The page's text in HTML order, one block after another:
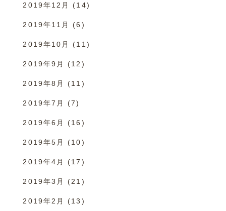
2019年12月 (14)
2019年11月 (6)
2019年10月 (11)
2019年9月 (12)
2019年8月 (11)
2019年7月 (7)
2019年6月 (16)
2019年5月 (10)
2019年4月 (17)
2019年3月 (21)
2019年2月 (13)